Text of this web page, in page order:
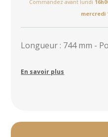
Commandez avant lundi
mercredi
Longueur : 744 mm -
En savoir plus